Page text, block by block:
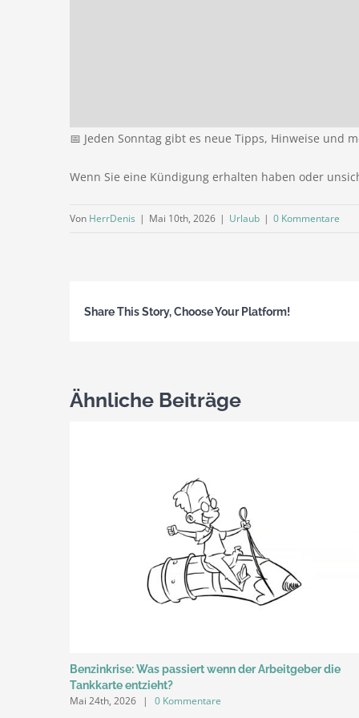
📅 Jeden Sonntag gibt es neue Tipps, Hinweise und
Wenn Sie eine Kündigung erhalten haben oder
Von HerrDenis | Mai 10th, 2026 | Urlaub | 0 Kommentare
Share This Story, Choose Your Platform!
Ähnliche Beiträge
Benzinkrise: Was passiert wenn der Arbeitgeber die
Tankkarte entzieht?
Mai 24th, 2026 | 0 Kommentare